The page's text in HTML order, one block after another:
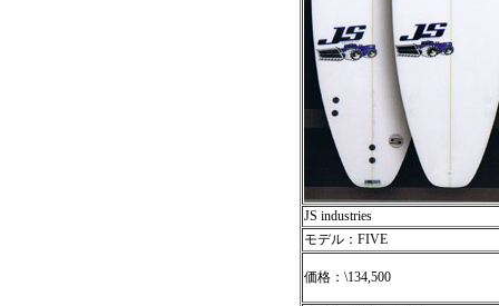
JS industries
モデル：FIVE
価格：\134,500